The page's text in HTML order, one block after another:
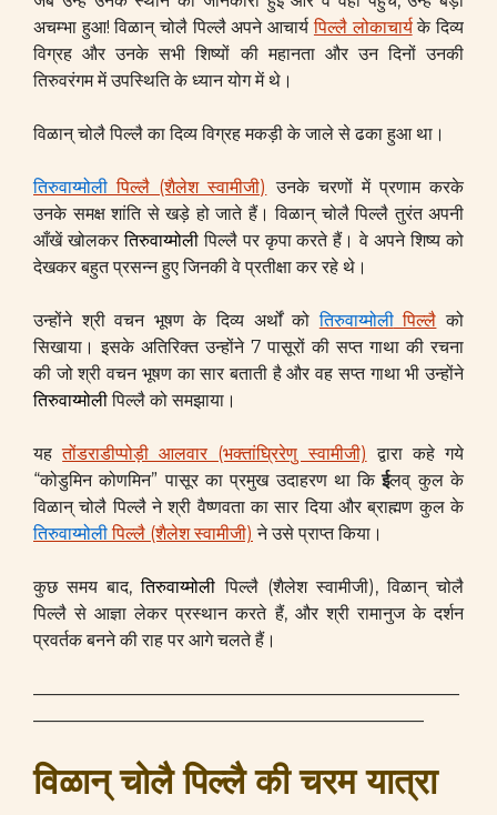
अचम्भा हुआ! विळान् चोलै पिल्लै अपने आचार्यपिल्लै लोकाचार्यके दिव्य
विग्रह और उनके सभी शिष्यों की महानता और उन दिनों उनकी
तिरुवरंगम में उपस्थिति के ध्यान योग में थे।
विळान् चोलै पिल्लै का दिव्य विग्रह मकड़ी के जाले से ढका हुआ था।
तिरुवाय्मोली पिल्लै (शैलेश स्वामीजी) उनके चरणों में प्रणाम करके
उनके समक्ष शांति से खड़े हो जाते हैं। विळान् चोलै पिल्लै तुरंत अपनी
आँखें खोलकरतिरुवाय्मोलीपिल्लै पर कृपा करते हैं। वे अपने शिष्य को
देखकर बहुत प्रसन्न हुए जिनकी वे प्रतीक्षा कर रहे थे।
उन्होंने श्री वचन भूषण के दिव्य अर्थों कोतिरुवाय्मोलीपिल्लै को
सिखाया। इसके अतिरिक्त उन्होंने 7 पासूरों की सप्त गाथा की रचना
की जो श्री वचन भूषण का सार बताती है और वह सप्त गाथा भी उन्होंने
तिरुवाय्मोलीपिल्लै को समझाया।
यहतोंडराडीप्पोड़ी आलवार (भक्तांघ्रिरेणु स्वामीजी) द्वारा कहे गये
“कोडुमिन कोणमिन” पासूर का प्रमुख उदाहरण था किईलव् कुल के
विळान् चोलै पिल्लै ने श्री वैष्णवता का सार दिया और ब्राह्मण कुल के
तिरुवाय्मोलीपिल्लै (शैलेश स्वामीजी) ने उसे प्राप्त किया।
कुछ समय बाद,तिरुवाय्मोली पिल्लै (शैलेश स्वामीजी), विळान् चोलै
पिल्लै से आज्ञा लेकर प्रस्थान करते हैं, और श्री रामानुज के दर्शन
प्रवर्तक बनने की राह पर आगे चलते हैं।
————————————————————————
——————————————————————
विळान् चोलै पिल्लैकी चरम यात्रा